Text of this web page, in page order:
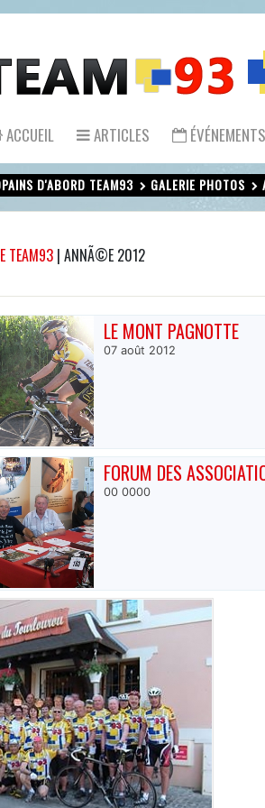
ACCUEIL ARTICLES ÉVÉNEMENTS
D'ABORD TEAM93 GALERIE PHOTOS
TEAM93 | ANNÃ©E 2012
LE MONT PAGNOTTE
07 août 2012
FORUM DES
00 0000